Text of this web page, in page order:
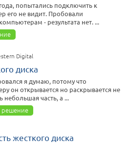
попытались подключить к
его не видит. Пробовали
- результата нет. ...
Digital
диска
я думаю, потому что
он открывается но раскрывается не
часть, а ...
решение
жесткого диска